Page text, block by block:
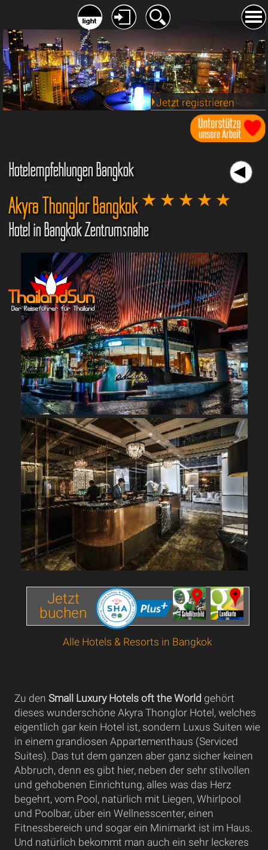
Jetzt registrieren
Hotelempfehlungen Bangkok
Akyra Thonglor Bangkok
Hotel in Bangkok Zentrumsnähe
Jetzt
buchen
Alle Hotels & Resorts in Bangkok
Zu den Small Luxury Hotels oft the World gehört
dieses wunderschöne Akyra Thonglor Hotel, welches
eigentlich gar kein Hotel ist, sondern Luxus Suiten wie
in einem grandiosen Appartementhaus (Serviced
Suites). Das tut dem ganzen aber ganz sicher keinen
Abbruch, denn es gibt hier, neben der sehr stilvollen
und gehobenen Einrichtung, alles was das Herz
begehrt, vom Pool, natürlich mit Liegen, Whirlpool
und Poolbar, über ein Wellnesscenter, einen
Fitnessbereich und sogar ein Minimarkt ist im Haus.
Und natürlich bekommt man auch ein sehr leckeres